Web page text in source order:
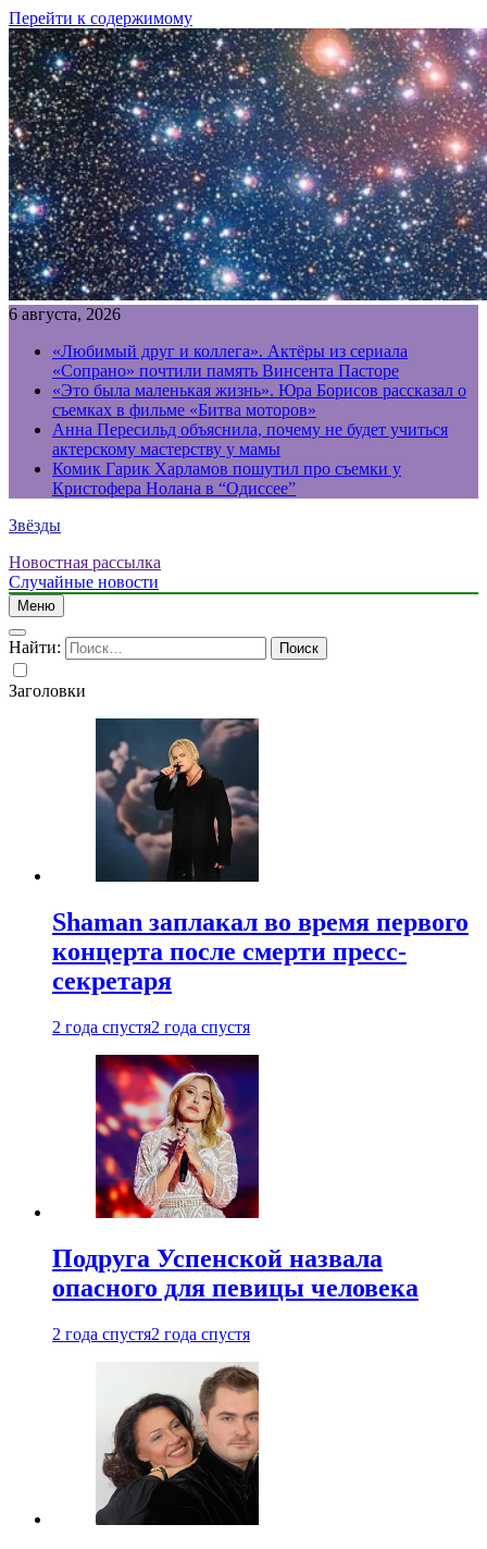
Перейти к содержимому
6 августа, 2026
«Любимый друг и коллега». Актёры из сериала
«Сопрано» почтили память Винсента Пасторе
«Это была маленькая жизнь». Юра Борисов рассказал о
съемках в фильме «Битва моторов»
Анна Пересильд объяснила, почему не будет учиться
актерскому мастерству у мамы
Комик Гарик Харламов пошутил про съемки у
Кристофера Нолана в “Одиссее”
Звёзды
Новостная рассылка
Случайные новости
Меню
Найти:
Заголовки
Shaman заплакал во время первого
концерта после смерти пресс-
секретаря
2 года спустя2 года спустя
Подруга Успенской назвала
опасного для певицы человека
2 года спустя2 года спустя